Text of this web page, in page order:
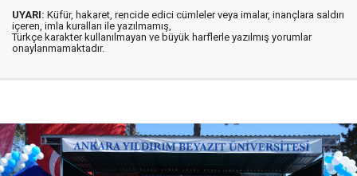
UYARI: Küfür, hakaret, rencide edici cümleler veya imalar, inançlara saldırı
içeren, imla kuralları ile yazılmamış,
Türkçe karakter kullanılmayan ve büyük harflerle yazılmış yorumlar
onaylanmamaktadır.